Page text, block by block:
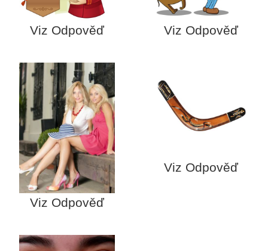
Viz Odpověď Viz Odpověď
Viz Odpověď
Viz Odpověď